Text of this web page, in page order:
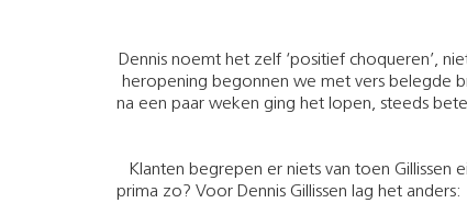
Dennis noemt het zelf ‘positief choqueren’,
heropening begonnen we met vers belegde
na een paar weken ging het lopen, steeds
Klanten begrepen er niets van toen
prima zo? Voor Dennis Gillissen lag het